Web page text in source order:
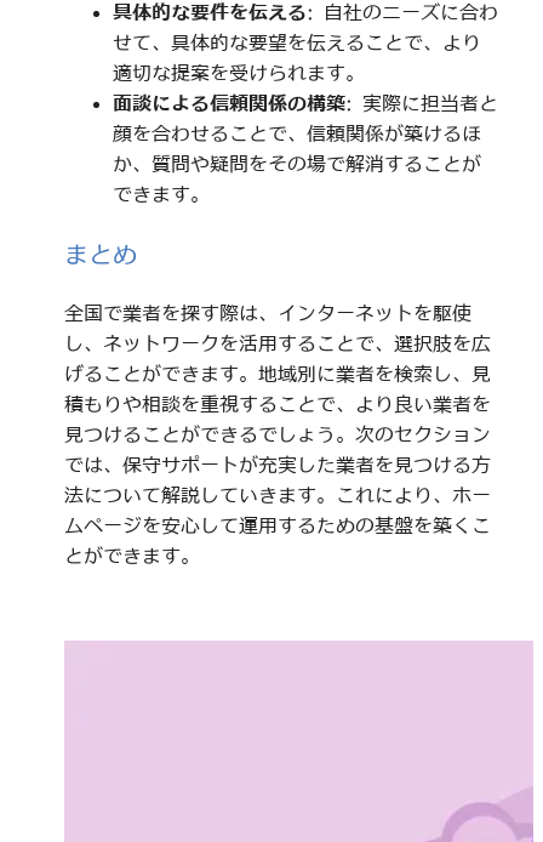
具体的な要件を伝える: 自社のニーズに合わ
せて、具体的な要望を伝えることで、より
適切な提案を受けられます。
面談による信頼関係の構築: 実際に担当者と
顔を合わせることで、信頼関係が築けるほ
か、質問や疑問をその場で解消することが
できます。
まとめ
全国で業者を探す際は、インターネットを駆使
し、ネットワークを活用することで、選択肢を広
げることができます。地域別に業者を検索し、見
積もりや相談を重視することで、より良い業者を
見つけることができるでしょう。次のセクション
では、保守サポートが充実した業者を見つける方
法について解説していきます。これにより、ホー
ムページを安心して運用するための基盤を築くこ
とができます。